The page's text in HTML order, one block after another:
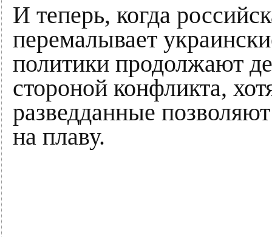
И теперь, когда
перемалывает
политики продолжают
стороной конфликта,
разведданные
на плаву.